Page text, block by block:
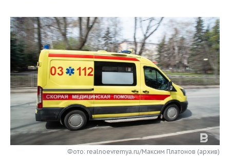
ВУЗЫ ТАТАРСТАНА
КОМУ ПРИНАДЛЕЖАТ
ТОРГОВЫЕ ЦЕНТРЫ
ТАТАРСТАНА
БАНКИ
БЮДЖЕТ
ИНВЕСТИЦИИ
АГРОПРОМ
МАШИНОСТРОЕНИЕ
НЕФТЕХИМИЯ
НЕФТЬ
ОПК
ЭНЕРГЕТИКА
НОВОСТИ НЕДВИЖИМОСТИ
АВТО
НОВОСТИ АВТО
БИЗНЕС
НОВОСТИ БИЗНЕСА
РОЗНИЧНАЯ ТОРГОВЛЯ
ТРАНСПОРТ
УСЛУГИ
ТЕХНОЛОГИИ
НОВОСТИ ТЕХНОЛОГИЙ
МЕДИА
МЕРОПРИЯТИЯ
НОВОСТИ МЕРОПРИЯТИЙ
ВЫЕЗДНАЯ РЕДАКЦИЯ
СПОРТ
НОВОСТИ СПОРТА
ОБЩЕСТВО
Фото: realnoevremya.ru/Максим Платонов (архив)